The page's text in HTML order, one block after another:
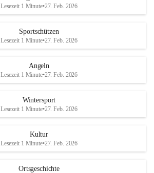
Lesezeit 1 Minute•27. Feb. 2026
Sportschützen
Lesezeit 1 Minute•27. Feb. 2026
Angeln
Lesezeit 1 Minute•27. Feb. 2026
Wintersport
Lesezeit 1 Minute•27. Feb. 2026
Kultur
Lesezeit 1 Minute•27. Feb. 2026
Ortsgeschichte